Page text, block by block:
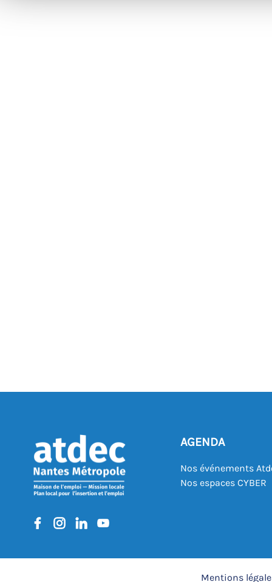
AGENDA
Nos événements
Nos espaces CYBER
Mentions